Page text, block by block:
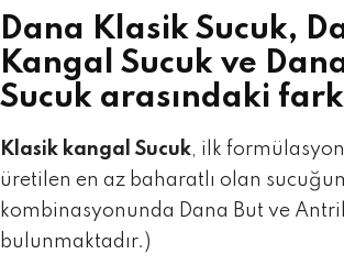
Dana Klasik Sucuk,
Kangal Sucuk ve
Sucuk arasındaki
Klasik kangal Sucuk, ilk
üretilen en az baharatlı olan
kombinasyonunda Dana But ve
bulunmaktadır.)